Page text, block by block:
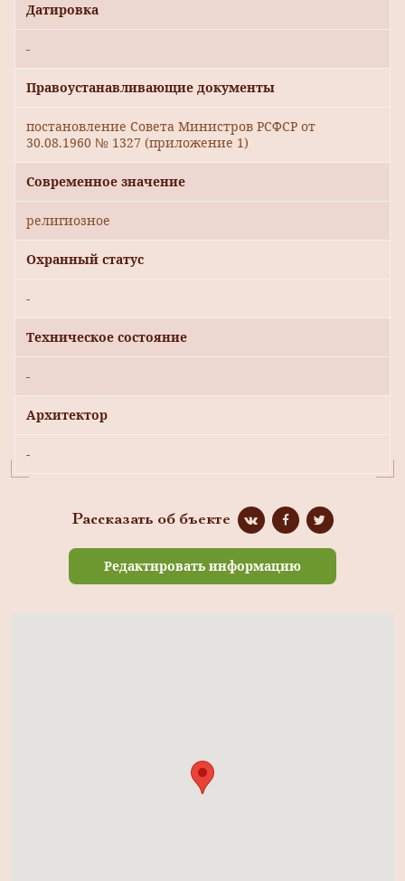
Датировка
-
Правоустанавливающие документы
постановление Совета Министров РСФСР от
30.08.1960 № 1327 (приложение 1)
Современное значение
религиозное
Охранный статус
-
Техническое состояние
-
Архитектор
-
Рассказать об бъекте
Редактировать информацию